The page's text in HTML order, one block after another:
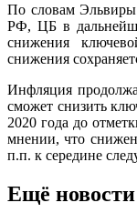
По словам Эльвиры
РФ, ЦБ в
снижения
снижения
Инфляция
сможет снизить
2020 года до
мнении, что
п.п. к середине
Ещё новости